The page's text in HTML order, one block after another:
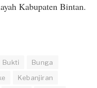
Kabupaten Bintan.
Bukti
Bunga
Kebanjiran